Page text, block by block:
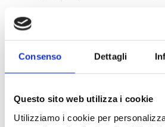
Consenso Dettagli
Questo sito web utilizza i cookie
Utilizziamo i cookie per